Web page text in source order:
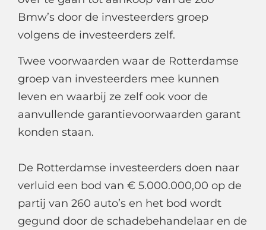
Bmw’s door de investeerders groep
volgens de investeerders zelf.
Twee voorwaarden waar de Rotterdamse
groep van investeerders mee kunnen
leven en waarbij ze zelf ook voor de
aanvullende garantievoorwaarden garant
konden staan.
De Rotterdamse investeerders doen naar
verluid een bod van € 5.000.000,00 op de
partij van 260 auto’s en het bod wordt
gegund door de schadebehandelaar en de